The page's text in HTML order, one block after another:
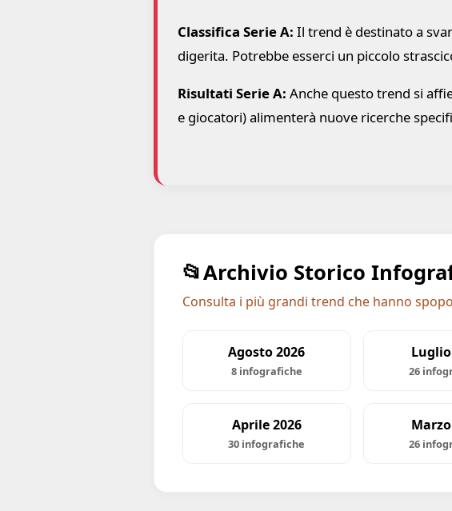
Classifica Serie A: Il trend è destinato a
digerita. Potrebbe esserci un piccolo
Risultati Serie A: Anche questo trend si
e giocatori) alimenterà nuove ricerche
📂Archivio Storico
Consulta i più grandi trend che hanno
Agosto 2026
8 infografiche 26
Aprile 2026
30 infografiche 26